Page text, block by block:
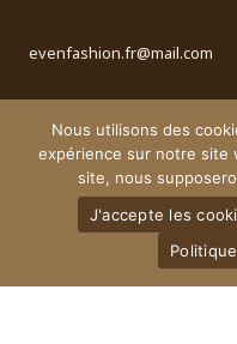
evenfashion.fr@mail.com
RÉSEAUX
Nous utilisons des
expérience sur notre site
site, nous
J'accepte les